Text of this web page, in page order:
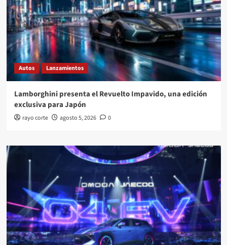
Autos Lanzamientos
Lamborghini presenta el Revuelto Impavido, una edición
exclusiva para Japón
rayo corte agosto 5, 2026 0